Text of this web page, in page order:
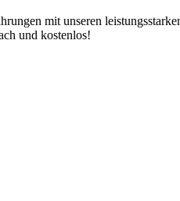
mit unseren
und kostenlos!